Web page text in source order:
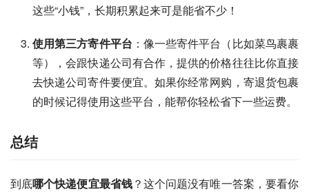
这些“小钱”，长期积累起来可是能省不少！
使用第三方寄件平台 ：像一些寄件平台（比如菜鸟裹裹
等），会跟快递公司有合作，提供的价格往往比你直接
去快递公司寄件要便宜。如果你经常网购，寄退货包裹
的时候记得使用这些平台，能帮你轻松省下一些运费。
总结
到底哪个快递便宜最省钱？这个问题没有唯一答案，要看你